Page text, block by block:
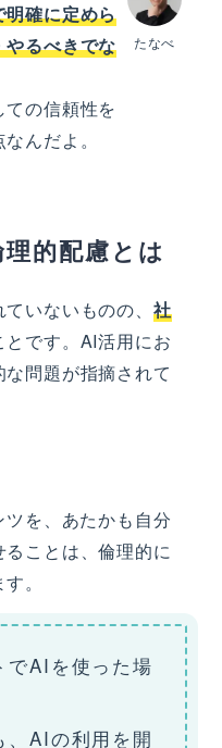
たなべ
明確に定めら
やるべきでな
の信頼性を
んだよ。
的配慮とは
いないものの、 社
とです。AI活用にお
問題が指摘されて
を、あたかも自分
ことは、倫理的に
。
でAIを使った場
、AIの利用を開